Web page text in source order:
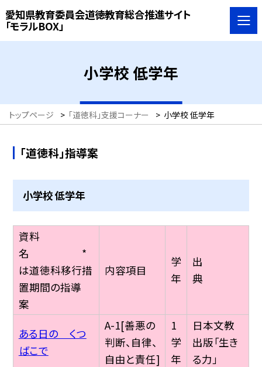
愛知県教育委員会道徳教育総合推進サイト
「モラルBOX」
小学校 低学年
トップページ > 「道徳科」支援コーナー > 小学校 低学年
「道徳科」指導案
小学校 低学年
資料
名 *
は道徳科移行措
置期間の指導
案
内容項目
学
年
出
典
ある日の くつ
ばこで
A-1[善悪の
判断、自律、
自由と責任]
1
学
年
日本文教
出版「生き
る力」